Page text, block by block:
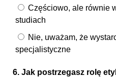
Częściowo, ale równie
studiach
Nie, uważam, że
specjalistyczne
6. Jak postrzegasz rolę